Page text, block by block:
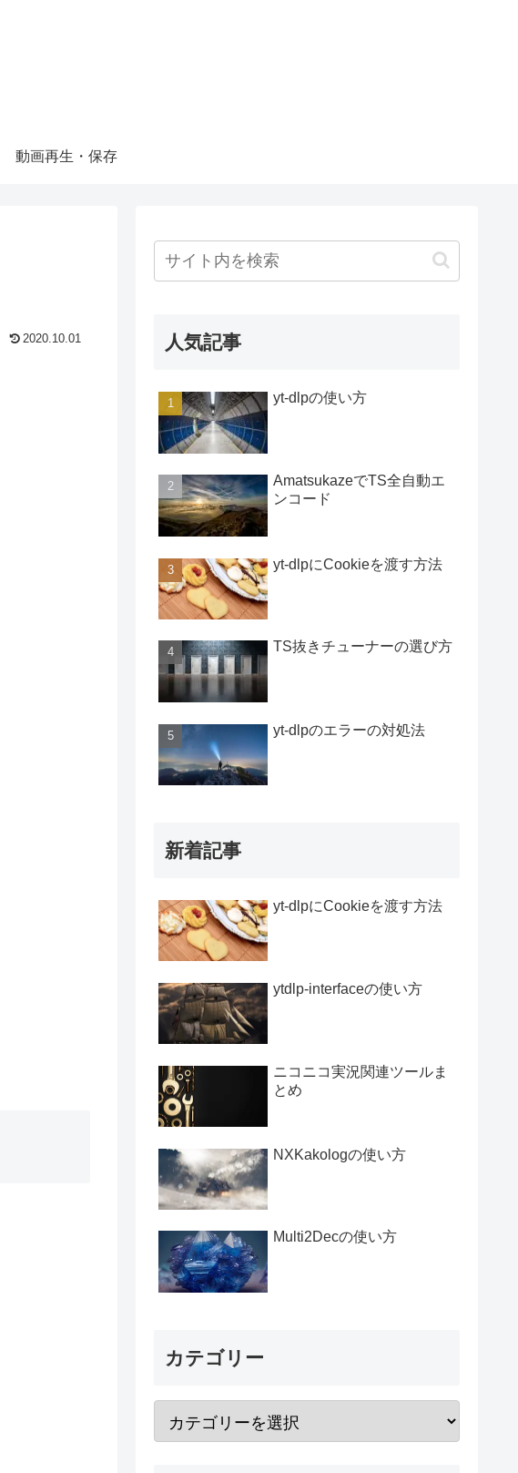
動画再生・保存
2020.10.01 人気記事
yt-dlpの使い方
AmatsukazeでTS全自動エ
ンコード
yt-dlpにCookieを渡す方法
TS抜きチューナーの選び方
yt-dlpのエラーの対処法
新着記事
yt-dlpにCookieを渡す方法
ytdlp-interfaceの使い方
ニコニコ実況関連ツールま
とめ
NXKakologの使い方
Multi2Decの使い方
カテゴリー